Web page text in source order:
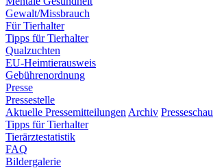
Gewalt/Missbrauch
Für Tierhalter
Tipps für Tierhalter
Qualzuchten
EU-Heimtierausweis
Gebührenordnung
Presse
Pressestelle
Aktuelle Pressemitteilungen Archiv Presseschau
Tipps für Tierhalter
Tierärztestatistik
FAQ
Bildergalerie